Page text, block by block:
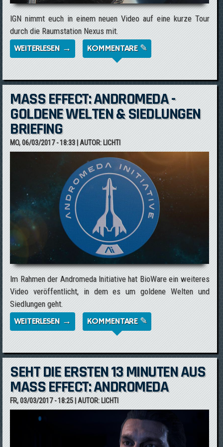
IGN nimmt euch in einem neuen Video auf eine kurze Tour
durch die Raumstation Nexus mit.
WEITERLESEN → ÜBER MASS EFFECT: ANDROMEDA - EINE
TOUR DURCH DIE NEXUS
KOMMENTARE ✎
MASS EFFECT: ANDROMEDA -
GOLDENE WELTEN & SIEDLUNGEN
BRIEFING
MO, 06/03/2017 - 18:33| AUTOR: LICHTI
Im Rahmen der Andromeda Initiative hat BioWare ein weiteres
Video veröffentlicht, in dem es um goldene Welten und
Siedlungen geht.
WEITERLESEN → ÜBER MASS EFFECT: ANDROMEDA -
GOLDENE WELTEN & SIEDLUNGEN
BRIEFING
KOMMENTARE ✎
SEHT DIE ERSTEN 13 MINUTEN AUS
MASS EFFECT: ANDROMEDA
FR, 03/03/2017 - 18:25| AUTOR: LICHTI